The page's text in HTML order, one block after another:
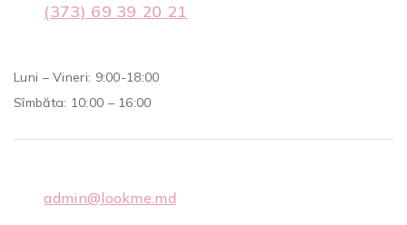
(373) 69 39 20 21
Luni – Vineri: 9:00-18:00
Sîmbăta: 10:00 – 16:00
admin@lookme.md